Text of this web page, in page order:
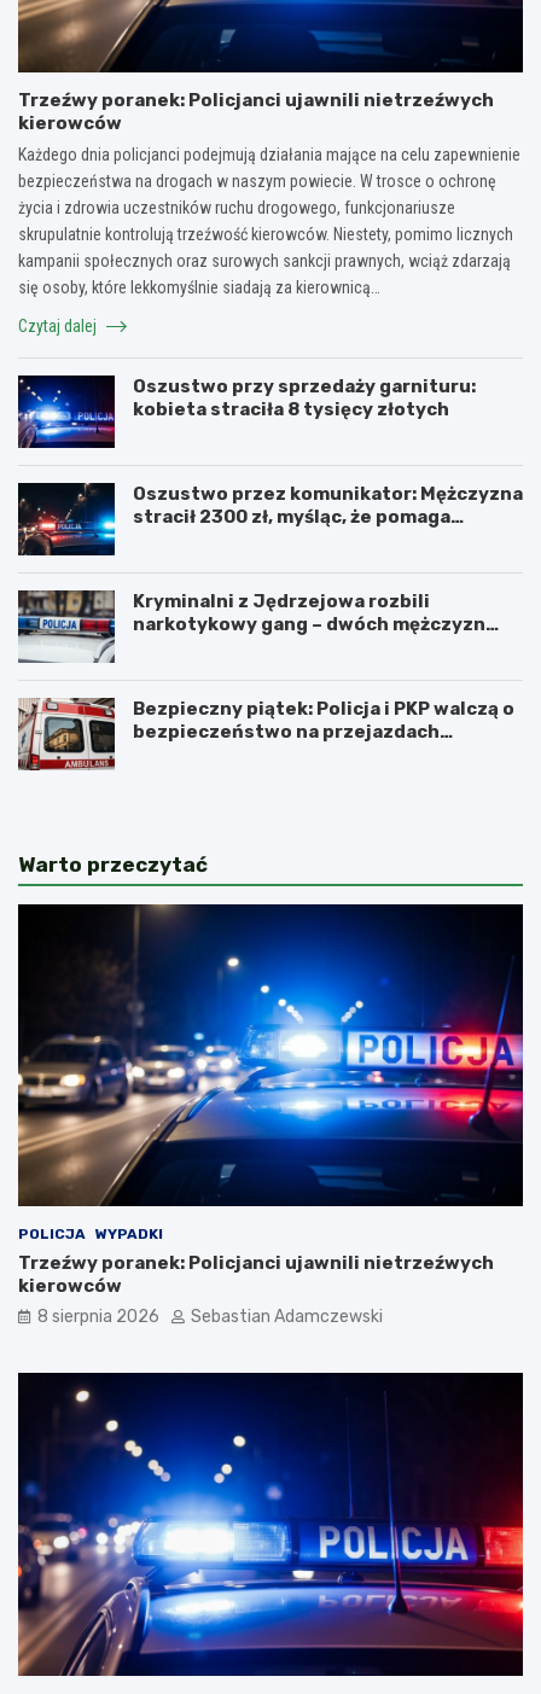
Trzeźwy poranek: Policjanci ujawnili nietrzeźwych
kierowców
Każdego dnia policjanci podejmują działania mające na celu zapewnienie
bezpieczeństwa na drogach w naszym powiecie. W trosce o ochronę
życia i zdrowia uczestników ruchu drogowego, funkcjonariusze
skrupulatnie kontrolują trzeźwość kierowców. Niestety, pomimo licznych
kampanii społecznych oraz surowych sankcji prawnych, wciąż zdarzają
się osoby, które lekkomyślnie siadają za kierownicą…
Czytaj dalej
Oszustwo przy sprzedaży garnituru:
kobieta straciła 8 tysięcy złotych
Oszustwo przez komunikator: Mężczyzna
stracił 2300 zł, myśląc, że pomaga
Kryminalni z Jędrzejowa rozbili
narkotykowy gang – dwóch mężczyzn
Bezpieczny piątek: Policja i PKP walczą o
bezpieczeństwo na przejazdach
Warto przeczytać
POLICJA WYPADKI
Trzeźwy poranek: Policjanci ujawnili nietrzeźwych
kierowców
8 sierpnia 2026 Sebastian Adamczewski